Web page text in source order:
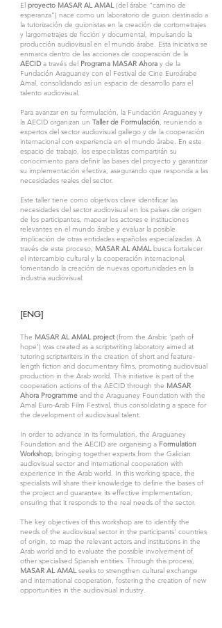
El proyecto MASAR AL AMAL(del árabe “camino de
esperanza”) nace como un laboratorio de guion destinado a
la tutorización de guionistas en la creación de cortometrajes
y largometrajes de ficción y documental, impulsando la
producción audiovisual en el mundo árabe. Esta iniciativa se
enmarca dentro de las acciones de cooperación de la
AECIDa través del Programa MASAR Ahora y de la
Fundación Araguaney con el Festival de Cine Euroárabe
Amal, consolidando así un espacio de desarrollo para el
talento audiovisual.
Para avanzar en su formulación, la Fundación Araguaney y
la AECID organizan un Taller de Formulación, reuniendo a
expertos del sector audiovisual gallego y de la cooperación
internacional con experiencia en el mundo árabe. En este
espacio de trabajo, los especialistas compartirán su
conocimiento para definir las bases del proyecto y garantizar
su implementación efectiva, asegurando que responda a las
necesidades reales del sector.
Este taller tiene como objetivos clave identificar las
necesidades del sector audiovisual en los países de origen
de los participantes, mapear los actores e instituciones
relevantes en el mundo árabe y evaluar la posible
implicación de otras entidades españolas especializadas. A
través de este proceso, MASAR AL AMALbusca fortalecer
el intercambio cultural y la cooperación internacional,
fomentando la creación de nuevas oportunidades en la
industria audiovisual.
[ENG]
The MASAR AL AMAL project(from the Arabic ‘path of
hope’) was created as a scriptwriting laboratory aimed at
tutoring scriptwriters in the creation of short and feature-
length fiction and documentary films, promoting audiovisual
production in the Arab world. This initiative is part of the
cooperation actions of the AECID through the MASAR
Ahora Programme and the Araguaney Foundation with the
Amal Euro-Arab Film Festival, thus consolidating a space for
the development of audiovisual talent.
In order to advance in its formulation, the Araguaney
Foundation and the AECID are organising a Formulation
Workshop, bringing together experts from the Galician
audiovisual sector and international cooperation with
experience in the Arab world. In this working space, the
specialists will share their knowledge to define the bases of
the project and guarantee its effective implementation,
ensuring that it responds to the real needs of the sector.
The key objectives of this workshop are to identify the
needs of the audiovisual sector in the participants' countries
of origin, to map the relevant actors and institutions in the
Arab world and to evaluate the possible involvement of
other specialised Spanish entities. Through this process,
MASAR AL AMALseeks to strengthen cultural exchange
and international cooperation, fostering the creation of new
opportunities in the audiovisual industry.